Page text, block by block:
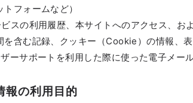
フォームなど）
ビスの利用履歴、本サイトへのアクセス、
を含む記録、クッキー（Cookie）の情報、
ザーサポートを利用した際に使った電子メー
報の利用目的